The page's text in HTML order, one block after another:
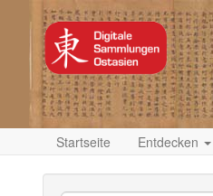
Startseite Entdecken